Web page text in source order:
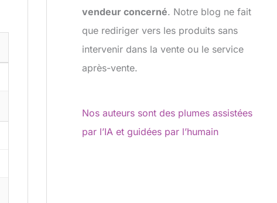
vendeur concerné. Notre blog ne fait
que rediriger vers les produits sans
intervenir dans la vente ou le service
après-vente.
Nos auteurs sont des plumes assistées
par l’IA et guidées par l’humain